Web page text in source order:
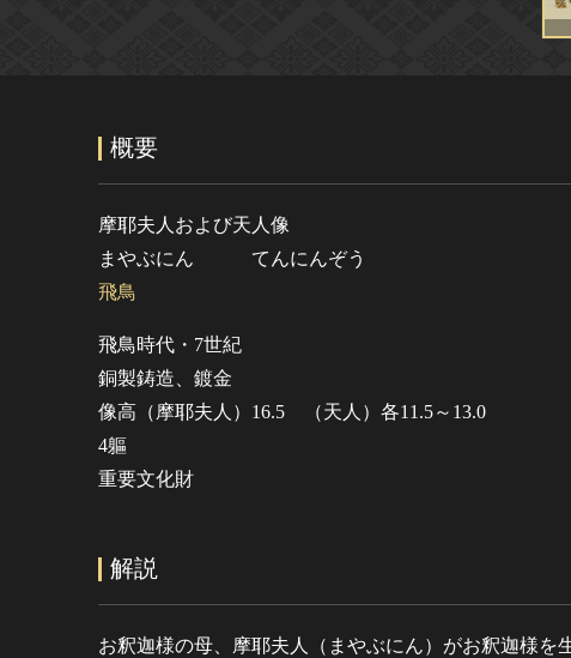
概要
摩耶夫人および天人像
まやぶにん てんにんぞう
飛鳥
飛鳥時代・7世紀
銅製鋳造、鍍金
像高（摩耶夫人）16.5 （天人）各11.5～13.0
4軀
重要文化財
解説
お釈迦様の母、摩耶夫人（まやぶにん）がお釈迦様を